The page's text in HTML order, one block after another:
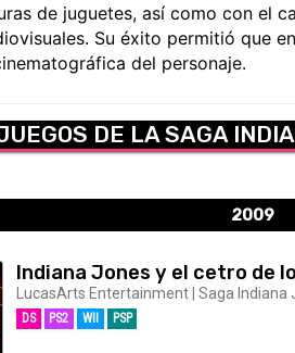
de juguetes, así como con el
Su éxito permitió que
del personaje.
DE LA SAGA
2009
Indiana Jones y el cetro de
LucasArts Entertainment | Saga Indiana
DS PS2 WII PSP